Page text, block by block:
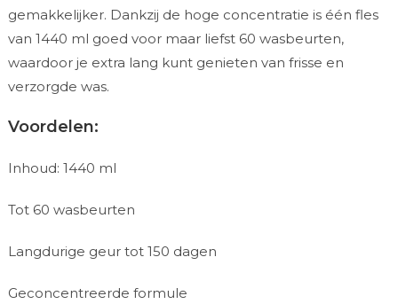
gemakkelijker. Dankzij de hoge concentratie is één fles
van 1440 ml goed voor maar liefst 60 wasbeurten,
waardoor je extra lang kunt genieten van frisse en
verzorgde was.
Voordelen:
Inhoud: 1440 ml
Tot 60 wasbeurten
Langdurige geur tot 150 dagen
Geconcentreerde formule